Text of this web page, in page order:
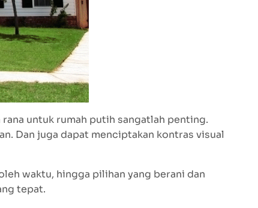
untuk rumah putih sangatlah penting.
Dan juga dapat menciptakan kontras visual
waktu, hingga pilihan yang berani dan
tepat.